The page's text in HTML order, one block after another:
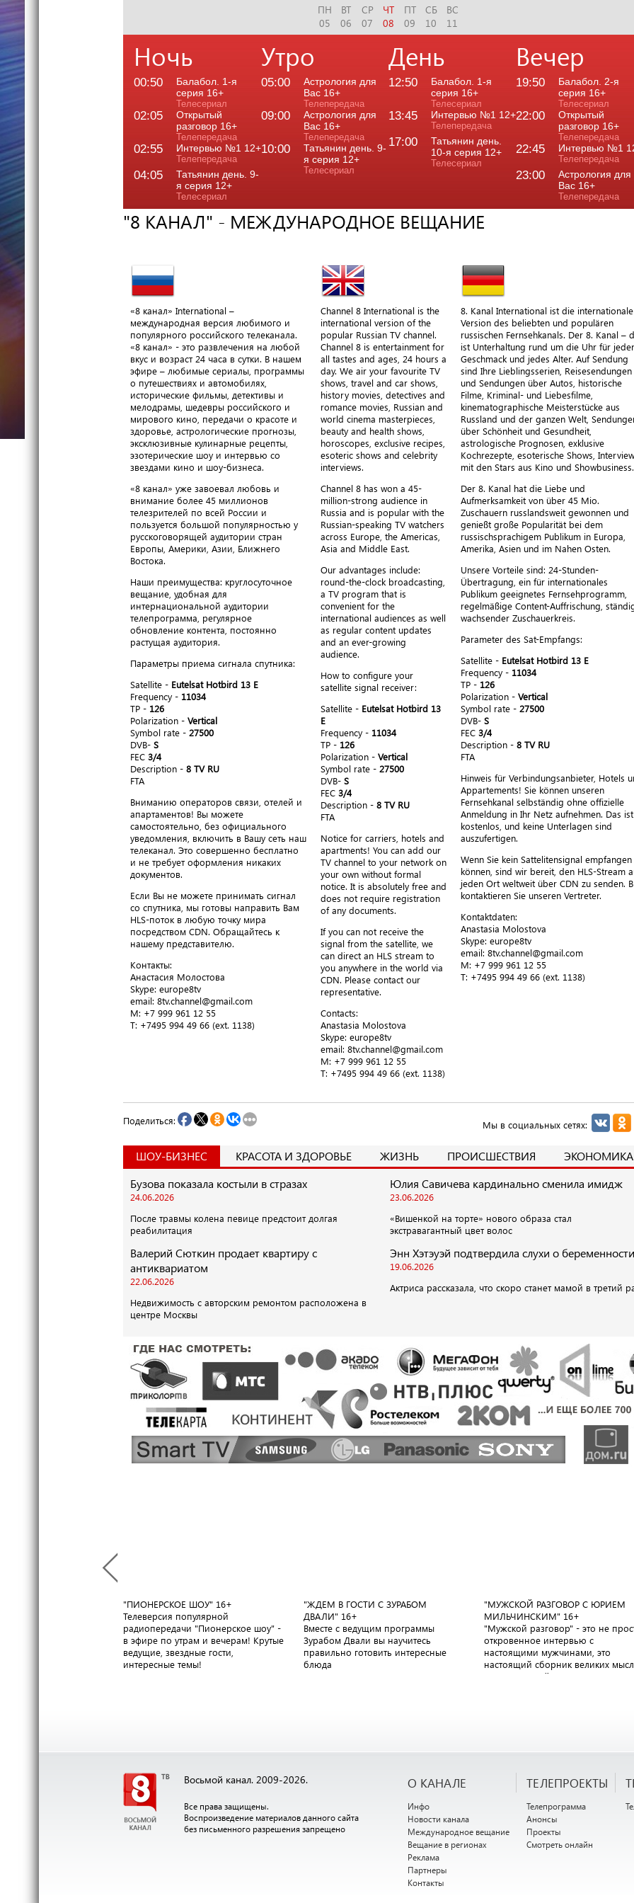
ПН
05
ВТ
06
СР
07
ЧТ
08
ПТ
09
СБ
10
ВС
11
Ночь
00:50
Балабол. 1-я
серия 16+
Телесериал
02:05
Открытый
разговор 16+
Телепередача
02:55 Интервью №1 12+
Телепередача
04:05
Татьянин день. 9-
я серия 12+
Телесериал
Утро
05:00
Астрология для
Вас 16+
Телепередача
09:00
Астрология для
Вас 16+
Телепередача
10:00
Татьянин день. 9-
я серия 12+
Телесериал
День
12:50
Балабол. 1-я
серия 16+
Телесериал
13:45 Интервью №1 12+
Телепередача
17:00
Татьянин день.
10-я серия 12+
Телесериал
Вечер
19:50
Балабол. 2-я
серия 16+
Телесериал
22:00
Открытый
разговор 16+
Телепередача
22:45 Интервью №1
Телепередача
23:00
Астрология для
Вас 16+
Телепередача
"8 КАНАЛ" - МЕЖДУНАРОДНОЕ ВЕЩАНИЕ
«8 канал» International –
международная версия любимого и
популярного российского телеканала.
«8 канал» - это развлечения на любой
вкус и возраст 24 часа в сутки. В нашем
эфире – любимые сериалы, программы
о путешествиях и автомобилях,
исторические фильмы, детективы и
мелодрамы, шедевры российского и
мирового кино, передачи о красоте и
здоровье, астрологические прогнозы,
эксклюзивные кулинарные рецепты,
эзотерические шоу и интервью со
звездами кино и шоу-бизнеса.
«8 канал» уже завоевал любовь и
внимание более 45 миллионов
телезрителей по всей России и
пользуется большой популярностью у
русскоговорящей аудитории стран
Европы, Америки, Азии, Ближнего
Востока.
Наши преимущества: круглосуточное
вещание, удобная для
интернациональной аудитории
телепрограмма, регулярное
обновление контента, постоянно
растущая аудитория.
Параметры приема сигнала спутника:
Satellite - Eutelsat Hotbird 13 E
Frequency - 11034
TP - 126
Polarization - Vertical
Symbol rate - 27500
DVB- S
FEC 3/4
Description - 8 TV RU
FTA
Вниманию операторов связи, отелей и
апартаментов! Вы можете
самостоятельно, без официального
уведомления, включить в Вашу сеть наш
телеканал. Это совершенно бесплатно
и не требует оформления никаких
документов.
Если Вы не можете принимать сигнал
со спутника, мы готовы направить Вам
HLS-поток в любую точку мира
посредством CDN. Обращайтесь к
нашему представителю.
Контакты:
Анастасия Молостова
​Skype: europe8tv
email: 8tv.channel@gmail.com
M: +7 999 961 12 55
T​: +7495 994 49 66 (ext. 1138)
Channel 8 International is the
international version of the
popular Russian TV channel.
Channel 8 is entertainment for
all tastes and ages, 24 hours a
day. We air your favourite TV
shows, travel and car shows,
history movies, detectives and
romance movies, Russian and
world cinema masterpieces,
beauty and health shows,
horoscopes, exclusive recipes,
esoteric shows and celebrity
interviews.
Channel 8 has won a 45-
million-strong audience in
Russia and is popular with the
Russian-speaking TV watchers
across Europe, the Americas,
Asia and Middle East.
Our advantages include:
round-the-clock broadcasting,
a TV program that is
convenient for the
international audiences as well
as regular content updates
and an ever-growing
audience.
How to configure your
satellite signal receiver:
Satellite - Eutelsat Hotbird 13
E
Frequency - 11034
TP - 126
Polarization - Vertical
Symbol rate - 27500
DVB- S
FEC 3/4
Description - 8 TV RU
FTA
Notice for carriers, hotels and
apartments! You can add our
TV channel to your network on
your own without formal
notice. It is absolutely free and
does not require registration
of any documents.
If you can not receive the
signal from the satellite, we
can direct an HLS stream to
you anywhere in the world via
CDN. Please contact our
representative.
Contacts:
Anastasia Molostova
​Skype: europe8tv
email: 8tv.channel@gmail.com
M: +7 999 961 12 55
T​: +7495 994 49 66 (ext. 1138)
8. Kanal International ist die internationale
Version des beliebten und populären
russischen Fernsehkanals. Der 8. Kanal –
ist Unterhaltung rund um die Uhr für
Geschmack und jedes Alter. Auf Sendung
sind Ihre Lieblingsserien, Reisesendungen
und Sendungen über Autos, historische
Filme, Kriminal- und Liebesfilme,
kinematographische Meisterstücke aus
Russland und der ganzen Welt,
über Schönheit und Gesundheit,
astrologische Prognosen, exklusive
Kochrezepte, esoterische Shows,
mit den Stars aus Kino und Showbusiness.
Der 8. Kanal hat die Liebe und
Aufmerksamkeit von über 45 Mio.
Zuschauern russlandsweit gewonnen und
genießt große Popularität bei dem
russischsprachigem Publikum in Europa,
Amerika, Asien und im Nahen Osten.
Unsere Vorteile sind: 24-Stunden-
Übertragung, ein für internationales
Publikum geeignetes Fernsehprogramm,
regelmäßige Content-Auffrischung,
wachsender Zuschauerkreis.
Parameter des Sat-Empfangs:
Satellite - Eutelsat Hotbird 13 E
Frequency - 11034
TP - 126
Polarization - Vertical
Symbol rate - 27500
DVB- S
FEC 3/4
Description - 8 TV RU
FTA
Hinweis für Verbindungsanbieter, Hotels
Appartements! Sie können unseren
Fernsehkanal selbständig ohne offizielle
Anmeldung in Ihr Netz aufnehmen. Das ist
kostenlos, und keine Unterlagen sind
auszufertigen.
Wenn Sie kein Sattelitensignal empfangen
können, sind wir bereit, den HLS-Stream
jeden Ort weltweit über CDN zu senden.
kontaktieren Sie unseren Vertreter.
Kontaktdaten:
Anastasia Molostova
​Skype: europe8tv
email: 8tv.channel@gmail.com
M: +7 999 961 12 55
T​: +7495 994 49 66 (ext. 1138)
Поделиться: Мы в социальных сетях:
ШОУ-БИЗНЕС КРАСОТА И ЗДОРОВЬЕ ЖИЗНЬ ПРОИСШЕСТВИЯ
ЭКОНОМИКА
Бузова показала костыли в стразах
24.06.2026
После травмы колена певице предстоит долгая
реабилитация
Юлия Савичева кардинально сменила имидж
23.06.2026
«Вишенкой на торте» нового образа стал
экстравагантный цвет волос
Валерий Сюткин продает квартиру с
антиквариатом
22.06.2026
Недвижимость с авторским ремонтом расположена в
центре Москвы
Энн Хэтэуэй подтвердила слухи о беременности
19.06.2026
Актриса рассказала, что скоро станет мамой в третий
"ПИОНЕРСКОЕ ШОУ" 16+
Телеверсия популярной
радиопередачи "Пионерское шоу" -
в эфире по утрам и вечерам! Крутые
ведущие, звездные гости,
интересные темы!
"ЖДЕМ В ГОСТИ С ЗУРАБОМ
ДВАЛИ" 16+
Вместе с ведущим программы
Зурабом Двали вы научитесь
правильно готовить интересные
блюда
"МУЖСКОЙ РАЗГОВОР С ЮРИЕМ
МИЛЬЧИНСКИМ" 16+
"Мужской разговор" - это не
откровенное интервью с
настоящими мужчинами, это
настоящий сборник великих
великих людей
О КАНАЛЕ
Инфо
Новости канала
Международное вещание
Вещание в регионах
Реклама
Партнеры
Контакты
ТЕЛЕПРОЕКТЫ
Телепрограмма
Анонсы
Проекты
Смотреть онлайн
Восьмой канал. 2009-2026.
Все права защищены.
Воспроизведение материалов данного сайта
без письменного разрешения запрещено